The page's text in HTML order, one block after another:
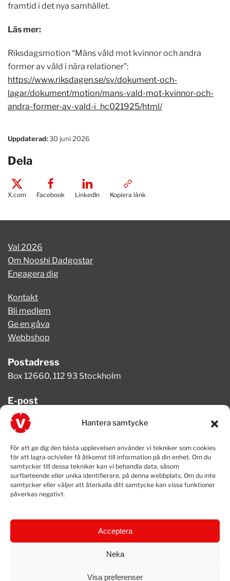
Hantera samtycke
För att ge dig den bästa upplevelsen använder vi tekniker som cookies
för att lagra och/eller få åtkomst till information på din enhet. Om du
samtycker till dessa tekniker kan vi behandla data, såsom
surfbeteende eller unika identifierare, på denna webbplats. Om du inte
samtycker eller väljer att återkalla ditt samtycke kan vissa funktioner
påverkas negativt.
Acceptera
Neka
Visa preferenser
framtid i det nya samhället.
Läs mer:
Riksdagsmotion “Mäns våld mot kvinnor och andra
former av våld i nära relationer”:
https://www.riksdagen.se/sv/dokument-och-
lagar/dokument/motion/mans-vald-mot-kvinnor-och-
andra-former-av-vald-i_hc021925/html/
Uppdaterad:30 juni 2026
Dela
X.com Facebook LinkedIn Kopiera länk
Val 2026
Om Nooshi Dadgostar
Engagera dig
Kontakt
Bli medlem
Ge en gåva
Webbshop
Postadress
Box 12660, 112 93 Stockholm
E-post
info@vansterpartiet.se
08-654 08 20